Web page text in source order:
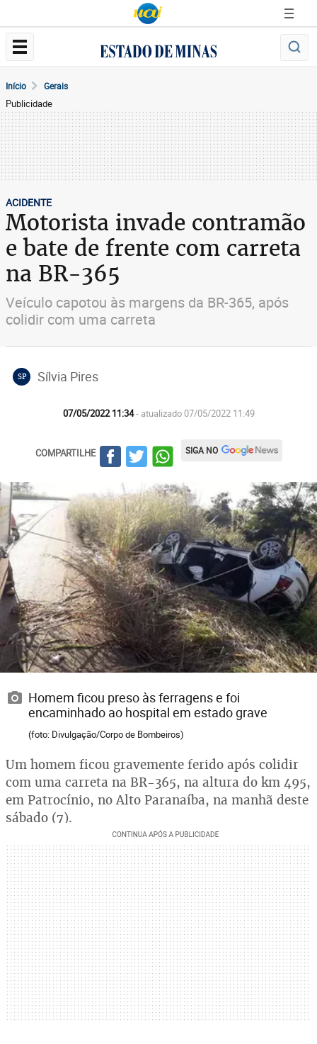
Início Gerais
Publicidade
ACIDENTE
Motorista invade contramão
e bate de frente com carreta
na BR-365
Veículo capotou às margens da BR-365, após
colidir com uma carreta
SP Sílvia Pires
07/05/2022 11:34- atualizado 07/05/2022 11:49
COMPARTILHE SIGA NO
Homem ficou preso às ferragens e foi
encaminhado ao hospital em estado grave
(foto: Divulgação/Corpo de Bombeiros)
Um homem ficou gravemente ferido após colidir
com uma carreta na BR-365, na altura do km 495,
em Patrocínio, no Alto Paranaíba, na manhã deste
sábado (7).